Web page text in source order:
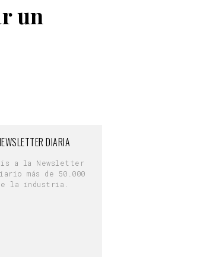
un
DIARIA
a la Newsletter
más de 50.000
la industria.